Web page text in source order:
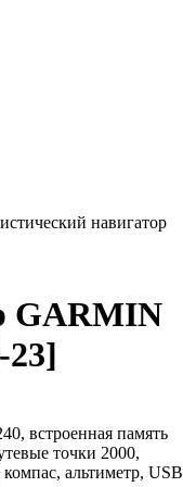
навигатор
GARMIN
23]
встроенная память
точки 2000,
альтиметр, USB